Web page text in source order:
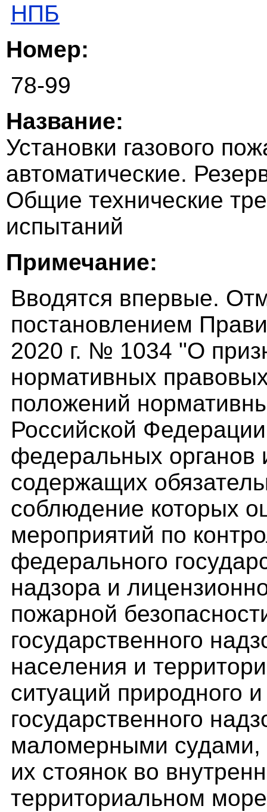
НПБ
Номер:
78-99
Название:
Установки газового
автоматические.
Общие технические
испытаний
Примечание:
Вводятся впервые.
постановлением
2020 г. № 1034 "О
нормативных
положений
Российской
федеральных органов
содержащих
соблюдение которых
мероприятий по
федерального
надзора и
пожарной
государственного
населения и
ситуаций природного
государственного
маломерными судами,
их стоянок во
территориальном